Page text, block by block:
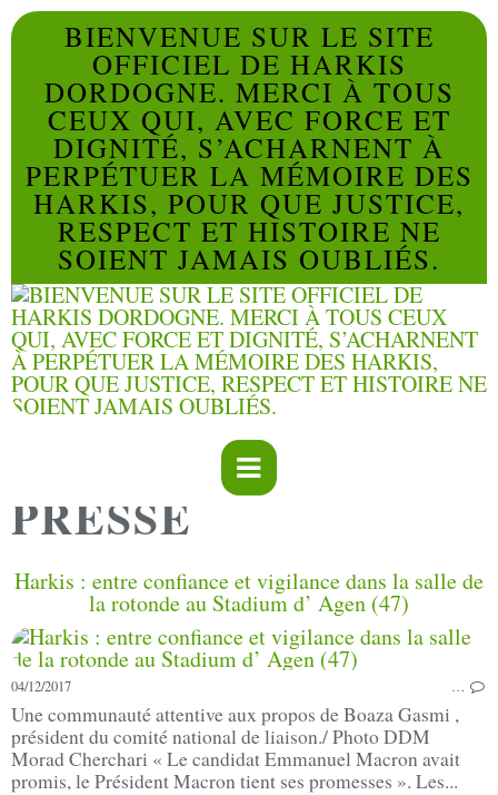
BIENVENUE SUR LE SITE
OFFICIEL DE HARKIS
DORDOGNE. MERCI À TOUS
CEUX QUI, AVEC FORCE ET
DIGNITÉ, S’ACHARNENT À
PERPÉTUER LA MÉMOIRE DES
HARKIS, POUR QUE JUSTICE,
RESPECT ET HISTOIRE NE
SOIENT JAMAIS OUBLIÉS.
PRESSE
Harkis : entre confiance et vigilance dans la salle de
la rotonde au Stadium d’ Agen (47)
04/12/2017 …
Une communauté attentive aux propos de Boaza Gasmi ,
président du comité national de liaison./ Photo DDM
Morad Cherchari « Le candidat Emmanuel Macron avait
promis, le Président Macron tient ses promesses ». Les...